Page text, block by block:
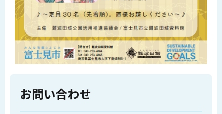
お問い合わせ